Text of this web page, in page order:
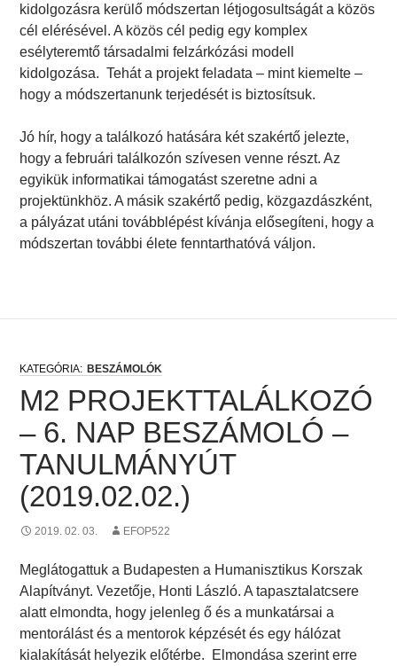
kidolgozásra kerülő módszertan létjogosultságát a közös
cél elérésével. A közös cél pedig egy komplex
esélyteremtő társadalmi felzárkózási modell
kidolgozása. Tehát a projekt feladata – mint kiemelte –
hogy a módszertanunk terjedését is biztosítsuk.
Jó hír, hogy a találkozó hatására két szakértő jelezte,
hogy a februári találkozón szívesen venne részt. Az
egyikük informatikai támogatást szeretne adni a
projektünkhöz. A másik szakértő pedig, közgazdászként,
a pályázat utáni továbblépést kívánja elősegíteni, hogy a
módszertan további élete fenntarthatóvá váljon.
BESZÁMOLÓK
M2 PROJEKTTALÁLKOZÓ
– 6. NAP BESZÁMOLÓ –
TANULMÁNYÚT
(2019.02.02.)
2019. 02. 03. EFOP522
Meglátogattuk a Budapesten a Humanisztikus Korszak
Alapítványt. Vezetője, Honti László. A tapasztalatcsere
alatt elmondta, hogy jelenleg ő és a munkatársai a
mentorálást és a mentorok képzését és egy hálózat
kialakítását helyezik előtérbe. Elmondása szerint erre